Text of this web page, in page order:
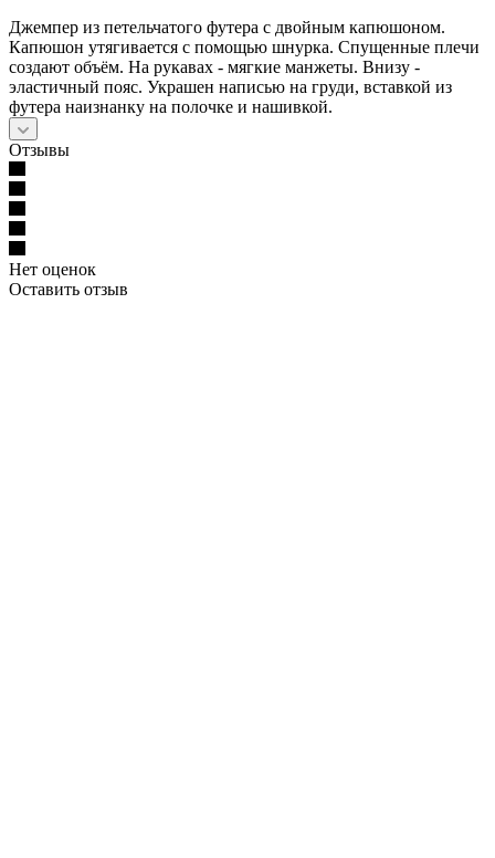
Джемпер из петельчатого футера с двойным капюшоном.
Капюшон утягивается с помощью шнурка. Спущенные плечи
создают объём. На рукавах - мягкие манжеты. Внизу -
эластичный пояс. Украшен написью на груди, вставкой из
футера наизнанку на полочке и нашивкой.
Отзывы
Нет оценок
Оставить отзыв